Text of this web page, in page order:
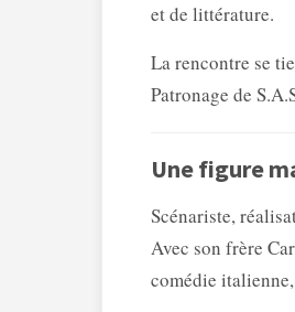
et de littérature.
La rencontre se
Patronage de
Une figure
Scénariste,
Avec son frère
comédie